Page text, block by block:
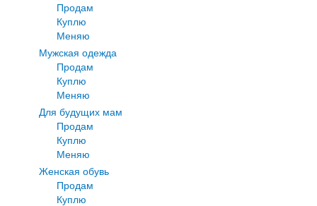
Продам
Куплю
Меняю
Мужская одежда
Продам
Куплю
Меняю
Для будущих мам
Продам
Куплю
Меняю
Женская обувь
Продам
Куплю